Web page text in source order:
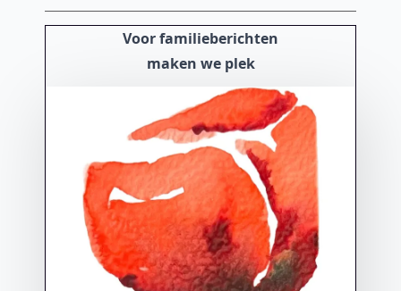
Voor familieberichten
maken we plek